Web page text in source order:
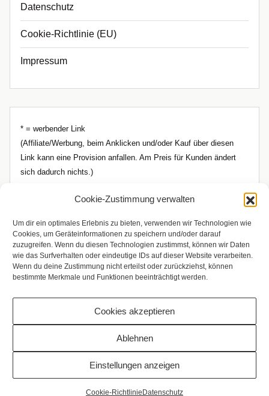
Cookie-Zustimmung verwalten
Um dir ein optimales Erlebnis zu bieten, verwenden wir Technologien wie
Cookies, um Geräteinformationen zu speichern und/oder darauf
zuzugreifen. Wenn du diesen Technologien zustimmst, können wir Daten
wie das Surfverhalten oder eindeutige IDs auf dieser Website verarbeiten.
Wenn du deine Zustimmung nicht erteilst oder zurückziehst, können
bestimmte Merkmale und Funktionen beeinträchtigt werden.
Cookies akzeptieren
Ablehnen
Einstellungen anzeigen
Cookie-Richtlinie Datenschutz
Datenschutz
Cookie-Richtlinie (EU)
Impressum
* = werbender Link
(Affiliate/Werbung, beim Anklicken und/oder Kauf über diesen
Link kann eine Provision anfallen. Am Preis für Kunden ändert
sich dadurch nichts.)
Copyright © 2009 - 2026 Bilderrampe.de